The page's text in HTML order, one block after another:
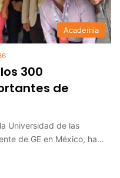
Academia
300
de
Universidad de las
de GE en México, ha…